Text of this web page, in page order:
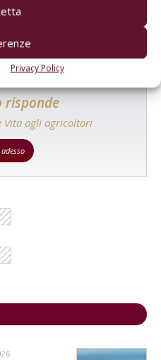
Privacy Policy
risponde
Vita agli agricoltori